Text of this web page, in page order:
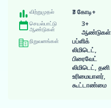
விற்றுமுதல் ₹3 கோடி+
செயல்பாட்டு
ஆண்டுகள்
3+
ஆண்டுகள்
நிறுவனங்கள்
பப்ளிக்
லிமிடெட்,
பிரைவேட்
லிமிடெட், தனி
உரிமையாளர்,
கூட்டாண்மை